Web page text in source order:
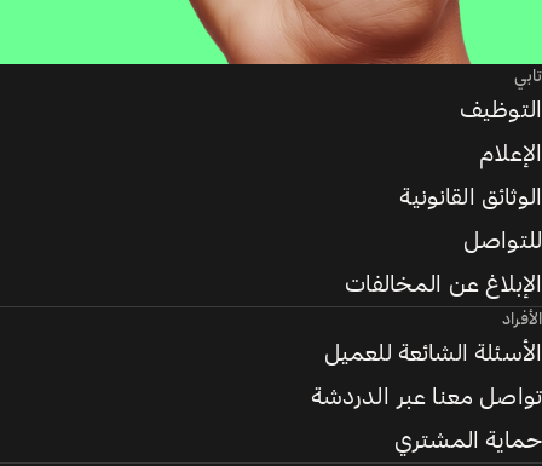
تابي
التوظيف
الإعلام
الوثائق القانونية
للتواصل
الإبلاغ عن المخالفات
الأفراد
الأسئلة الشائعة للعميل
تواصل معنا عبر الدردشة
حماية المشتري